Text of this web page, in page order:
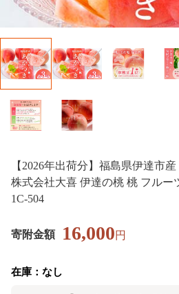
【2026年出荷分】福島県伊達市
株式会社大喜 伊達の桃 桃 フルー
1C-504
寄附金額 16,000円
在庫：なし